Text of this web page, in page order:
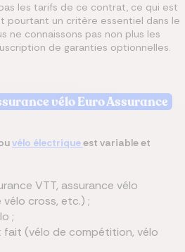
les tarifs de ce contrat, ce qui est
pourtant un critère essentiel dans le
ne connaissons pas non plus les
de garanties optionnelles.
vélo Euro Assurance
vélo électriqueest variable et
VTT, assurance vélo
cross, etc.) ;
;
fait (vélo de compétition, vélo